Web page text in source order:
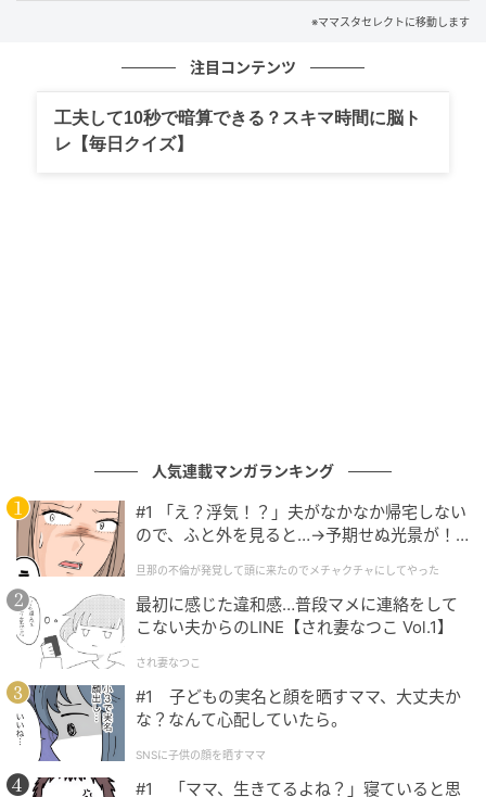
悲しくなってしまいます。
※ママスタセレクトに移動します
注目コンテンツ
工夫して10秒で暗算できる？スキマ時間に脳ト
レ【毎日クイズ】
人気連載マンガランキング
#1 「え？浮気！？」夫がなかなか帰宅しない
ので、ふと外を見ると…→予期せぬ光景が！
クチャにしてやった
旦那の不倫が発覚して頭に来たのでメチャクチャにしてやった
最初に感じた違和感…普段マメに連絡をして
こない夫からのLINE【され妻なつこ Vol.1】
され妻なつこ
#1 子どもの実名と顔を晒すママ、大丈夫か
な？なんて心配していたら。
SNSに子供の顔を晒すママ
#1 「ママ、生きてるよね？」寝ていると思